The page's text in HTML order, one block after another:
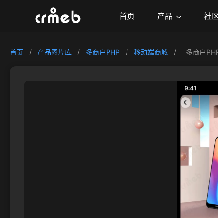
首页 产品 社
首页 / 产品图片库 / 多商户PHP / 移动端商城 / 多商户